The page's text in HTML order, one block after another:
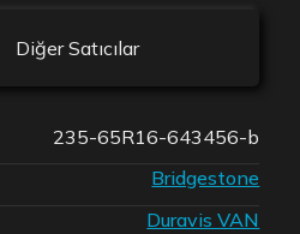
Diğer Satıcılar
235-65R16-643456-b
Bridgestone
Duravis VAN